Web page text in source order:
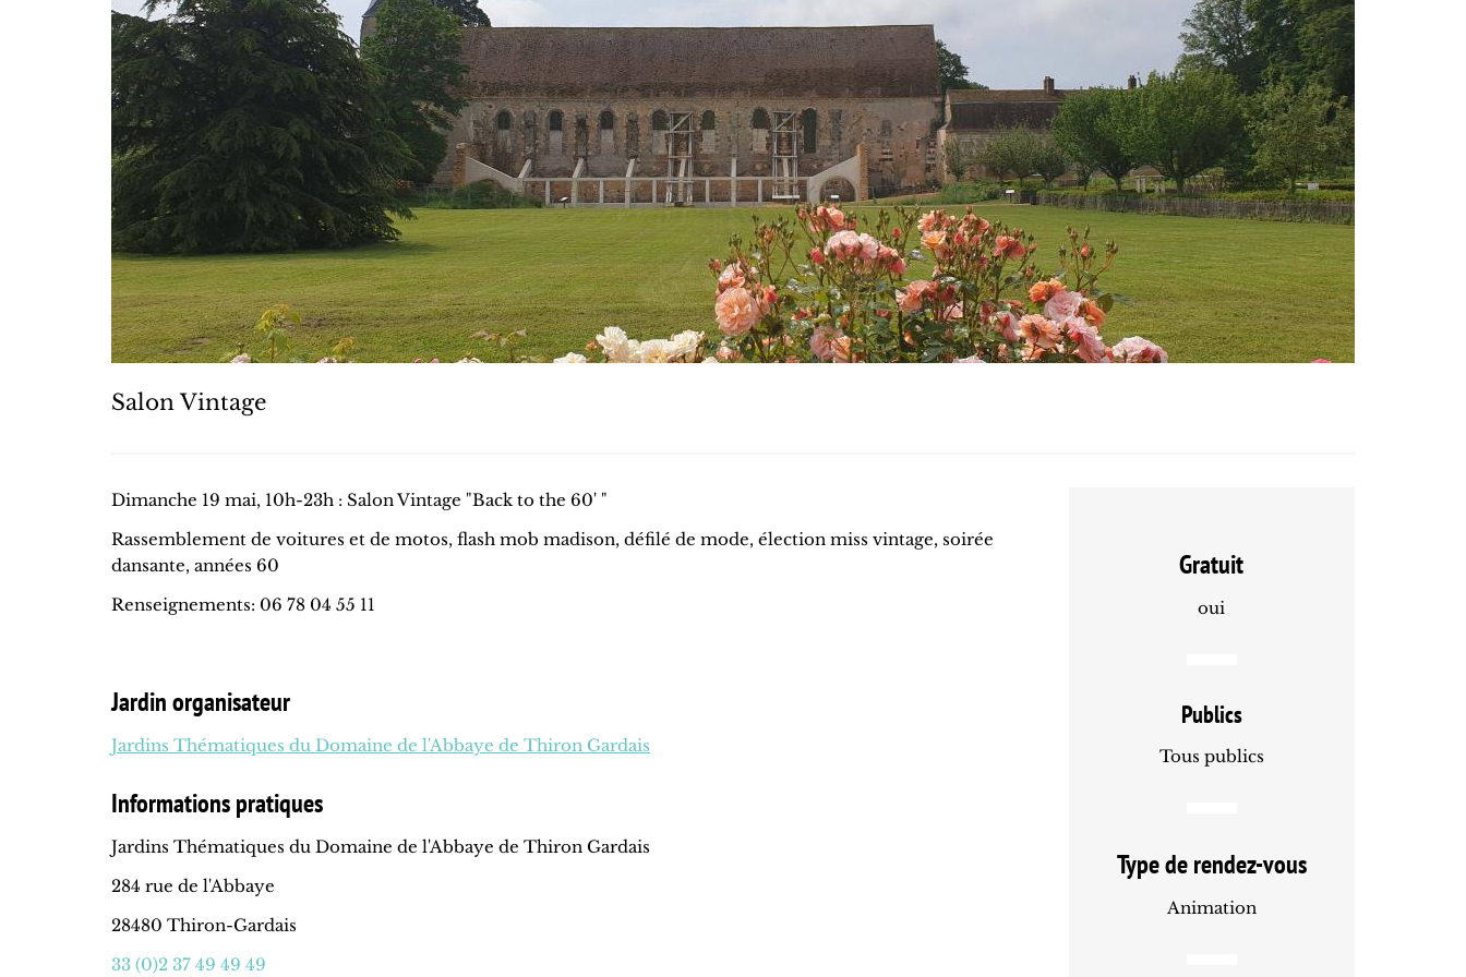
Salon Vintage
Dimanche 19 mai, 10h-23h : Salon Vintage "Back to the 60' "
Rassemblement de voitures et de motos, flash mob madison, défilé de mode, élection miss vintage, soirée
dansante, années 60
Renseignements: 06 78 04 55 11
Jardin organisateur
Jardins Thématiques du Domaine de l'Abbaye de Thiron Gardais
Informations pratiques
Jardins Thématiques du Domaine de l'Abbaye de Thiron Gardais
284 rue de l'Abbaye
28480 Thiron-Gardais
33 (0)2 37 49 49 49
Gratuit
oui
Publics
Tous publics
Type de rendez-vous
Animation